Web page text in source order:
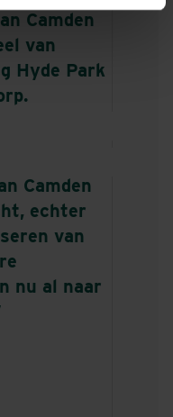
Camden
van
Hyde Park
Camden
echter
van
nu al naar